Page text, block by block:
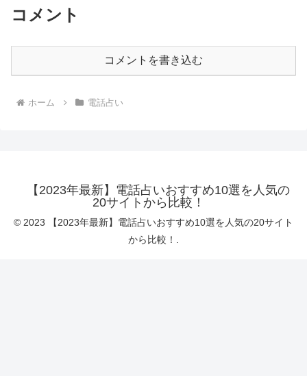
コメント
コメントを書き込む
ホーム 電話占い
【2023年最新】電話占いおすすめ10選を人気の
20サイトから比較！
© 2023 【2023年最新】電話占いおすすめ10選を人気の20サイト
から比較！.